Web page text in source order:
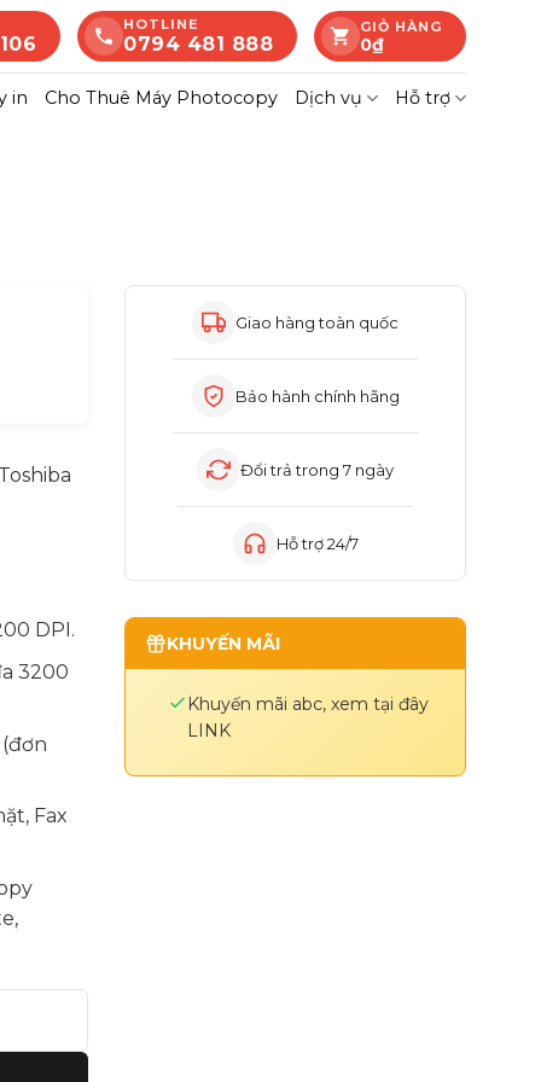
HOTLINE
0794 481 888
GIỎ HÀNG
0₫
in Cho Thuê Máy Photocopy Dịch vụ Hỗ trợ
DPI.
3200
Fax
4505AC số lượng
Giao hàng toàn quốc
Bảo hành chính hãng
Đổi trả trong 7 ngày
Hỗ trợ 24/7
KHUYẾN MÃI
Khuyến mãi abc, xem tại đây
LINK